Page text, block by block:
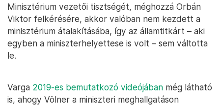
Minisztérium vezetői tisztségét, méghozzá Orbán
Viktor felkérésére, akkor valóban nem kezdett a
minisztérium átalakításába, így az államtitkárt – aki
egyben a miniszterhelyettese is volt – sem váltotta
le.
Varga 2019-es bemutatkozó videójában még látható
is, ahogy Völner a miniszteri meghallgatáson